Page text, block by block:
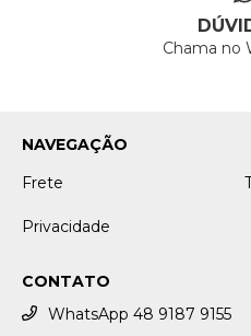
Chama no
NAVEGAÇÃO
Frete
Privacidade
CONTATO
WhatsApp 48 9187 9155